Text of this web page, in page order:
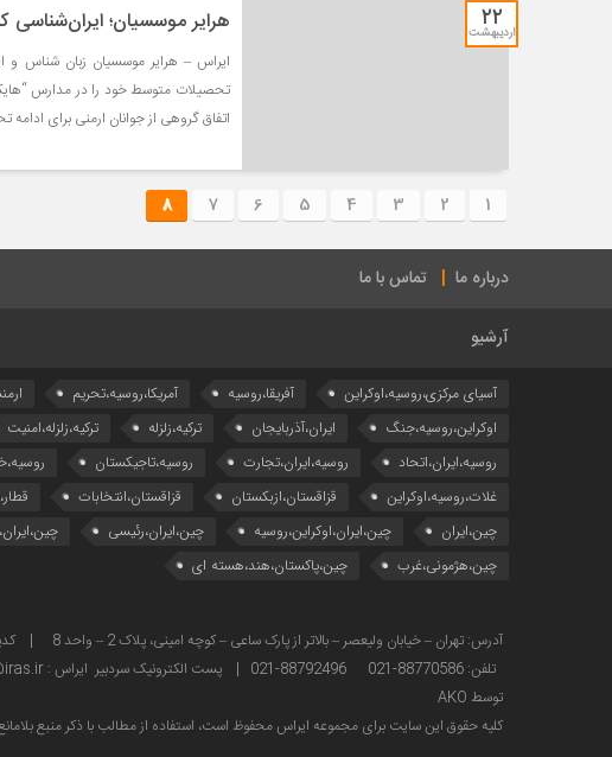
۲۲
اردیبهشت هرایر موسسیان؛ ایران‌شناسی
اتفاق گروهی از جوانان ارمنی برای
1
2
3
4
5
6
7
8
درباره ما تماس با ما
آرشیو
آسیای مرکزی،روسیه،اوکراین آفریقا،روسیه آمریکا،روسیه،تحریم
اوکراین،روسیه،جنگ
ایران،آذربایجان ترکیه،زلزله ترکیه،زلزله،امنیت
روسیه،ایران،اتحاد
روسیه،ایران،تجارت روسیه،تاجیکستان
غلات،روسیه،اوکراین
قزاقستان،ازبکستان قزاقستان،انتخابات
چین،ایران
چین،ایران،اوکراین،روسیه چین،ایران،رئیسی
چین،هژمونی،غرب
چین،پاکستان،هند،هسته ای
تلفن: 88770586-021 88792496-021 | پست الکترونیک سردبیر ایراس : sardabir@iras.ir |
توسط AKO
كليه حقوق این سایت برای مجموعه ایراس محفوظ است، استفاده از مطالب با ذكر منبع